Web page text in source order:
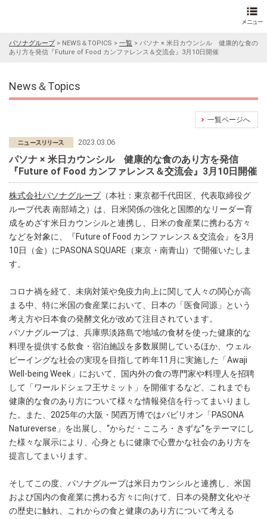
パソナグループ> NEWS＆TOPICS > 一覧 > パソナ × 米日カウンシル 健康的な食の
あり方を発信『Future of Food カンファレンス＆交流会』3月10日開催
News＆Topics
一覧ページへ
2023.03.06
パソナ × 米日カウンシル 健康的な食のあり方を発信
『Future of Food カンファレンス＆交流会』3月10日開催
株式会社パソナグループ（本社：東京都千代田区、代表取締役グ
ループ代表 南部靖之）は、日米関係の強化と国際的なリーダー育
成をめざす米日カウンシルと連携し、日米の食産業に携わる方々
などを対象に、『Future of Food カンファレンス＆交流会』を3月
10日（金）にPASONA SQUARE（東京・南青山）で開催いたしま
す。
コロナ禍を経て、未病対策や免疫力向上に関して人々の関心が高
まる中、特に米国の食産業において、日本の「医食同源」という
考え方や日本食の発酵文化が改めて注目されています。
パソナグループは、兵庫県淡路島で地域の食材を使った健康的な
料理を提供する飲食・宿泊施設を多数展開しているほか、ウェル
ビーイングな社会の実現を目指して昨年11月に実施した「Awaji
Well-being Week」において、国内外の食の専門家や料理人を招聘
して「ワールドシェフ王サミット」を開催するなど、これまでも
健康的な食のあり方について様々な情報発信を行ってまいりまし
た。また、2025年の大阪・関西万博ではパビリオン「PASONA
Natureverse」を出展し、“からだ・こころ・きずな”をテーマにし
た様々な展示により、心身ともに健康で心豊かな社会のあり方を
提言してまいります。
そしてこの度、パソナグループは米日カウンシルと連携し、米国
および国内の食産業に携わる方々に向けて、日本の発酵文化やそ
の歴史に触れ、これからの食と健康のあり方について考える